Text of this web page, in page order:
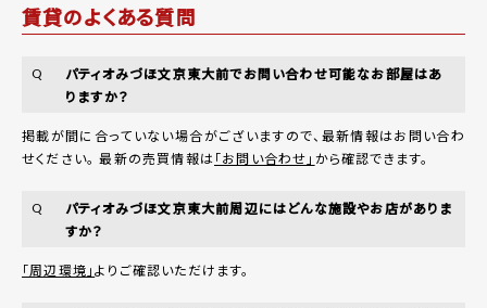
賃貸のよくある質問
Q
パティオみづほ文京東大前でお問い合わせ可能なお部屋はあ
りますか？
掲載が間に合っていない場合がございますので、最新情報はお問い合わ
せください。 最新の売買情報は「お問い合わせ」 から確認できます。
Q
パティオみづほ文京東大前周辺にはどんな施設やお店がありま
すか？
「周辺環境」よりご確認いただけます。